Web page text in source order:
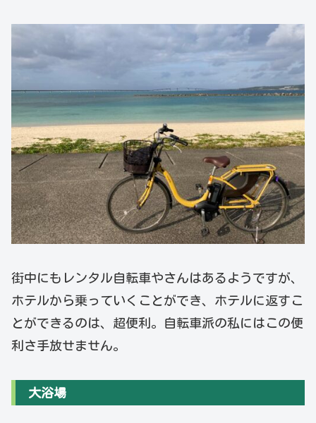
街中にもレンタル自転車やさんはあるようですが、
ホテルから乗っていくことができ、ホテルに返すこ
とができるのは、超便利。自転車派の私にはこの便
利さ手放せません。
大浴場